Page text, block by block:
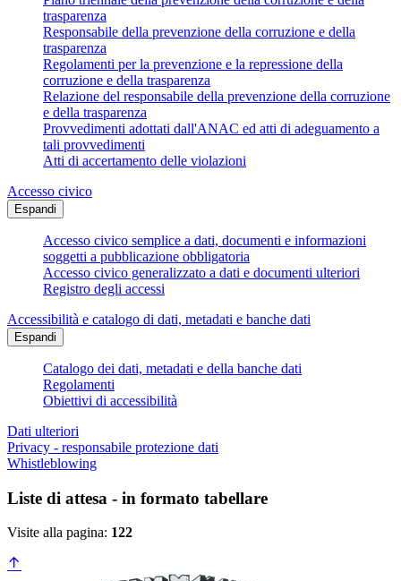
trasparenza
Responsabile della prevenzione della corruzione e della
trasparenza
Regolamenti per la prevenzione e la repressione della
corruzione e della trasparenza
Relazione del responsabile della prevenzione della corruzione
e della trasparenza
Provvedimenti adottati dall'ANAC ed atti di adeguamento a
tali provvedimenti
Atti di accertamento delle violazioni
Accesso civico
Espandi
Accesso civico semplice a dati, documenti e informazioni
soggetti a pubblicazione obbligatoria
Accesso civico generalizzato a dati e documenti ulteriori
Registro degli accessi
Accessibilità e catalogo di dati, metadati e banche dati
Espandi
Catalogo dei dati, metadati e della banche dati
Regolamenti
Obiettivi di accessibilità
Dati ulteriori
Privacy - responsabile protezione dati
Whistleblowing
Liste di attesa - in formato tabellare
Visite alla pagina: 122